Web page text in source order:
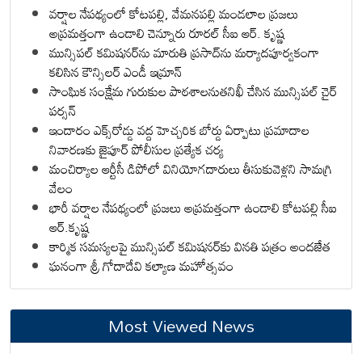
వర్షాల నేపథ్యంలో కోటపల్లి, వేమనపల్లి మండలాల ప్రజలు
అప్రమత్తంగా ఉండాలి చెన్నూరు రూరల్ సీఐ ఆర్. కృష్ణ
మున్సిపల్ కమిషనర్‌ను మారుతి ప్రసాద్‌ను మర్యాదపూర్వకంగా
కలిసిన కౌన్సిలర్ ఎండీ ఇమ్రాన్ ​
సాంఘిక సంక్షేమ గురుకుల పాఠశాలనుతనిఖీ చేసిన మున్సిపల్ చైర్
పర్సన్
ఇందారం ఎక్స్‌రోడ్డు వద్ద హెచ్చరిక బోర్డు ఏర్పాటు ప్రమాదాల
నివారణకు జైపూర్ పోలీసుల ప్రత్యేక చర్య
మంచిర్యాల ఆర్టీసీ డిపోలో వినియోగదారులు తీసుకువెళ్లని సామగ్రి
వేలం
భారీ వర్షాల నేపథ్యంలో ప్రజలు అప్రమత్తంగా ఉండాలి కోటపల్లి సీఐ
ఆర్.కృష్ణ
కార్మిక సమస్యలపై మున్సిపల్ కమిషనర్‌కు వినతి పత్రం అందజేత
ఘనంగా శ్రీ గోదాదేవి కల్యాణ మహోత్సవం
Most Viewed News